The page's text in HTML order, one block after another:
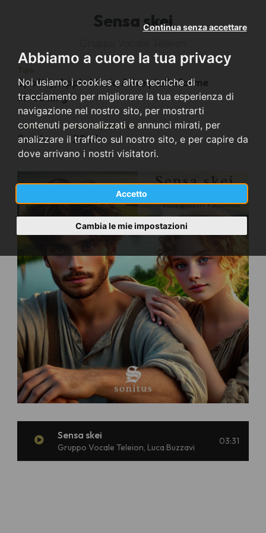
Abbiamo a cuore la tua privacy
Noi usiamo i cookies e altre tecniche di
tracciamento per migliorare la tua esperienza di
navigazione nel nostro sito, per mostrarti
contenuti personalizzati e annunci mirati, per
analizzare il traffico sul nostro sito, e per capire da
dove arrivano i nostri visitatori.
Accetto
Continua senza accettare
Cambia le mie impostazioni
Sensa skei
Spotify, Apple Music, Altre piattaforme
streaming
Editore
Sonitus
Anno di pubblicazione
2025
Sensa skei
Gruppo Vocale Teleion, Luca Buzzavi
03:31